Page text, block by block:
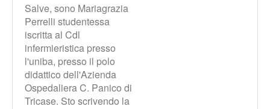
Salve, sono Mariagrazia
Perrelli studentessa
iscritta al Cdl
infermieristica presso
l'uniba, presso il polo
didattico dell'Azienda
Ospedaliera C. Panico di
Tricase. Sto scrivendo la